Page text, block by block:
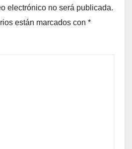
electrónico no será publicada.
están marcados con *